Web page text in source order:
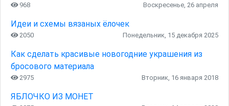
968 Воскресенье, 26 апреля
Идеи и схемы вязаных ёлочек
2050 Понедельник, 15 декабря 2025
Как сделать красивые новогодние украшения из
бросового материала
2975 Вторник, 16 января 2018
ЯБЛОЧКО ИЗ МОНЕТ